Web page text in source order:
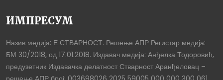
ИМПРЕСУМ
Назив медија: Е СТВАРНОСТ. Решење АПР Регистар медија:
БМ 30/2018, од 17.01.2018. Издавач медија: Анђелка Тодоровић,
предузетник Издавачка делатност Стварност Аранђеловац –